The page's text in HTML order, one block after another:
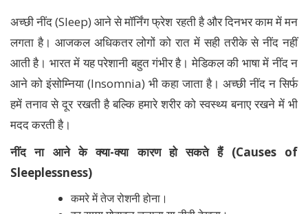
अच्छी नींद (Sleep) आने से मॉर्निंग फ्रेश रहती है और दिनभर काम में मन
लगता है। आजकल अधिकतर लोगों को रात में सही तरीके से नींद नहीं
आती है। भारत में यह परेशानी बहुत गंभीर है। मेडिकल की भाषा में नींद न
आने को इंसोम्निया (Insomnia) भी कहा जाता है। अच्छी नींद न सिर्फ
हमें तनाव से दूर रखती है बल्कि हमारे शरीर को स्वस्थ्य बनाए रखने में भी
मदद करती है।
नींद ना आने के क्या-क्या कारण हो सकते हैं (Causes of
Sleeplessness)
कमरे में तेज रोशनी होना।